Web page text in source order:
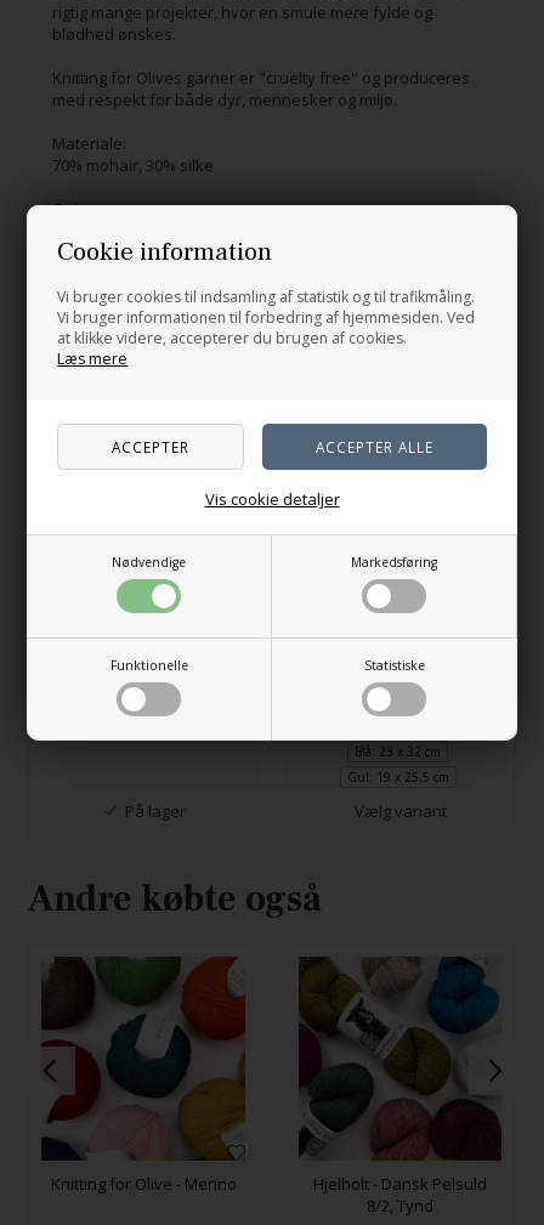
Cookie information
Vi bruger cookies til indsamling af statistik og til trafikmåling.
Vi bruger informationen til forbedring af hjemmesiden. Ved
at klikke videre, accepterer du brugen af cookies.
Læs mere
Nødvendige Markedsføring
Funktionelle Statistiske
Vis cookie detaljer
Granatæble Vandmelon Ribsrød Hindbærrød
Vinrød Bordeaux Blomme Brombæris
Artiskoklilla
Enhjørning-
Fransk
anemone
Marineblå
Støvet
Påfugl
Valmueblå Turkis Isblå Pudderblå
Støvet
dueblå
petroleums-
Petroleums-
grøn
Støvet
rigtig mange projekter, hvor en smule mere fylde og
blødhed ønskes.
Knitting for Olives garner er "cruelty free" og produceres
med respekt for både dyr, mennesker og miljø.
Materiale:
70% mohair, 30% silke
Oplægning:
Relaterede produkter
Sommerfuglens nåleetui
65,00DKK
På lager
Mesh Bag - med bund
60,00DKK
Blå: 23 x 32 cm
Gul: 19 x 25,5 cm
Vælg variant
Andre købte også
Knitting for Olive - Merino
Hjelholt - Dansk Pelsuld
8/2, Tynd